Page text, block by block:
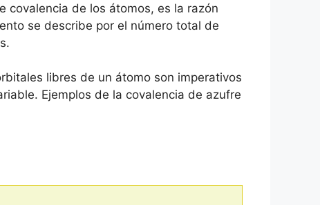
covalencia de los átomos, es la razón
se describe por el número total de
libres de un átomo son imperativos
Ejemplos de la covalencia de azufre